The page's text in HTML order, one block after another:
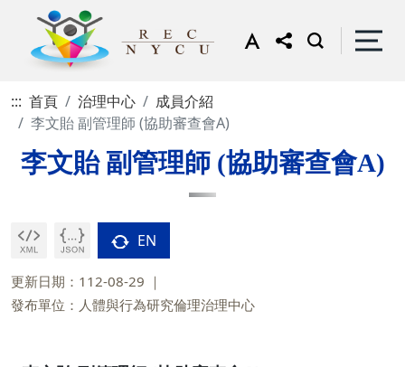
::: 首頁 治理中心
成員介紹
李文貽 副管理師 (協助審查會A)
李文貽 副管理師 (協助審查會A)
EN
更新日期：112-08-29
發布單位：人體與行為研究倫理治理中心